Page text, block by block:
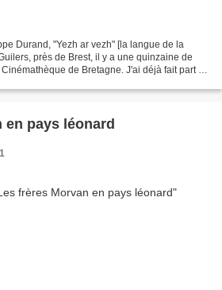
Durand, "Yezh ar vezh" [la langue de la
près de Brest, il y a une quinzaine de
de Bretagne. J'ai déjà fait part de
en pays léonard